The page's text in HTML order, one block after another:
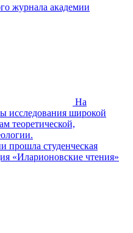
журнала академии
На
исследования широкой
теоретической,
прошла студенческая
«Иларионовские чтения»